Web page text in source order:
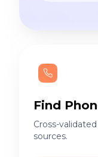
Find
Cross-
sources.